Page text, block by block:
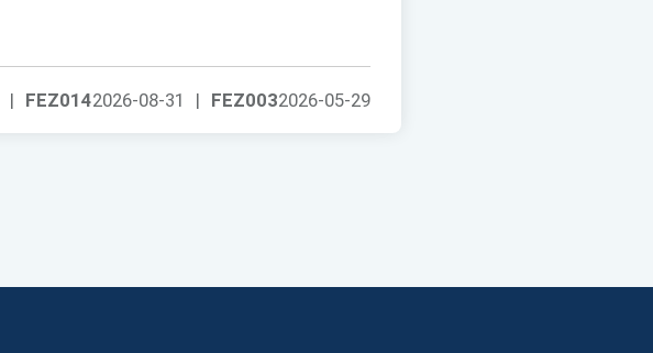
FEZ0032026-05-29
FEZ0142026-08-31 |
|